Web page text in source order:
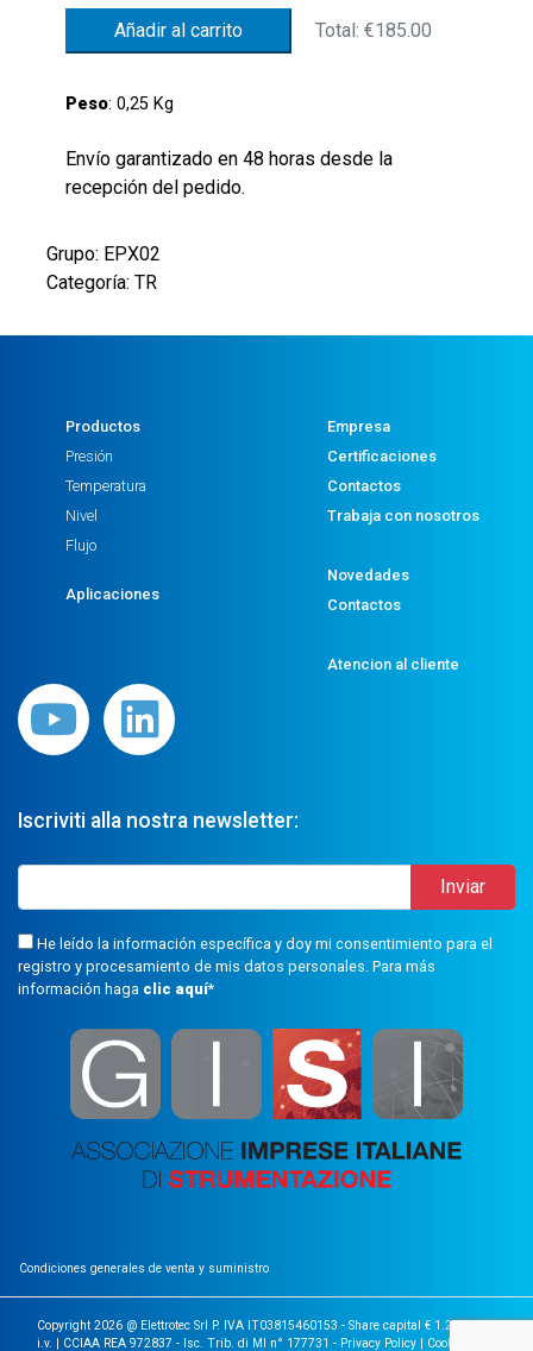
AISI
316
PRESS.
0-
25
RELATIVE
4-
0,5%
M12
PARALLEL
THREAD
cantidad
Añadir al carrito Total:€185.00
Peso: 0,25 Kg
Envío garantizado en 48 horas desde la
recepción del pedido.
Grupo: EPX02
Categoría: TR
Productos
Presión
Temperatura
Nivel
Flujo
Aplicaciones
Empresa
Certificaciones
Contactos
Trabaja con nosotros
Novedades
Contactos
Atencion al cliente
Iscriviti alla nostra newsletter:
He leído la información específica y doy mi consentimiento para el
registro y procesamiento de mis datos personales. Para más
información haga clic aquí*
Condiciones generales de venta y suministro
Copyright 2026 @ Elettrotec Srl P. IVA IT03815460153 - Share capital € 1.200.000
i.v. | CCIAA REA 972837 - Isc. Trib. di MI n° 177731 - Privacy Policy | Cookie